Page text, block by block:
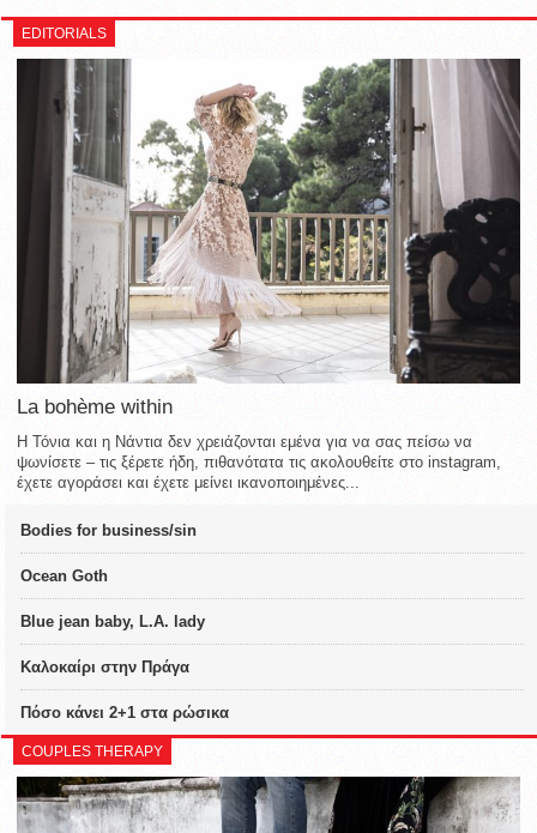
EDITORIALS
La bohème within
Η Τόνια και η Νάντια δεν χρειάζονται εμένα για να σας πείσω να
ψωνίσετε – τις ξέρετε ήδη, πιθανότατα τις ακολουθείτε στο instagram,
έχετε αγοράσει και έχετε μείνει ικανοποιημένες...
Bodies for business/sin
Ocean Goth
Blue jean baby, L.A. lady
Καλοκαίρι στην Πράγα
Πόσο κάνει 2+1 στα ρώσικα
COUPLES THERAPY